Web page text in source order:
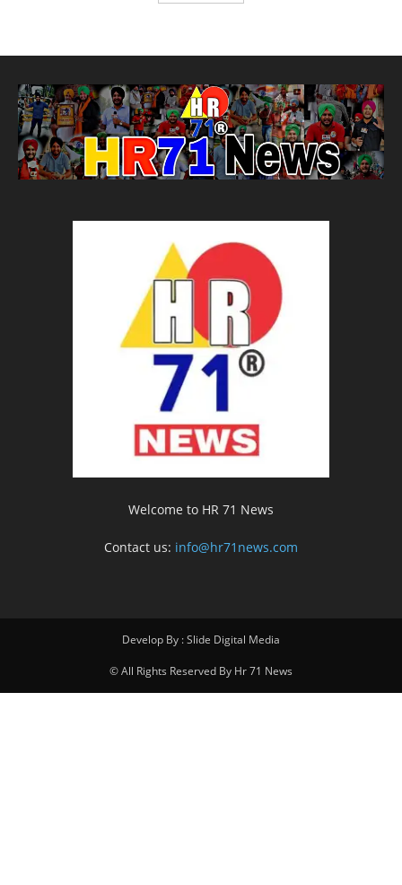
Welcome to HR 71 News
Contact us: info@hr71news.com
Develop By : Slide Digital Media
© All Rights Reserved By Hr 71 News